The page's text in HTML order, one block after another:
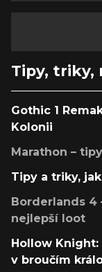
Tipy, triky,
Gothic 1
Kolonii
Marathon –
Tipy a triky,
Borderlands 4
nejlepší loot
Hollow
v broučím